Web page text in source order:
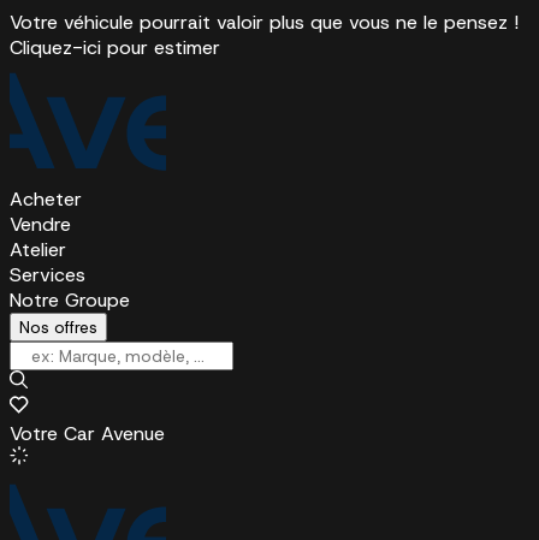
Votre véhicule pourrait valoir plus que vous ne le pensez !
Cliquez-ici pour estimer
Acheter
Vendre
Atelier
Services
Notre Groupe
Nos offres
Votre Car Avenue